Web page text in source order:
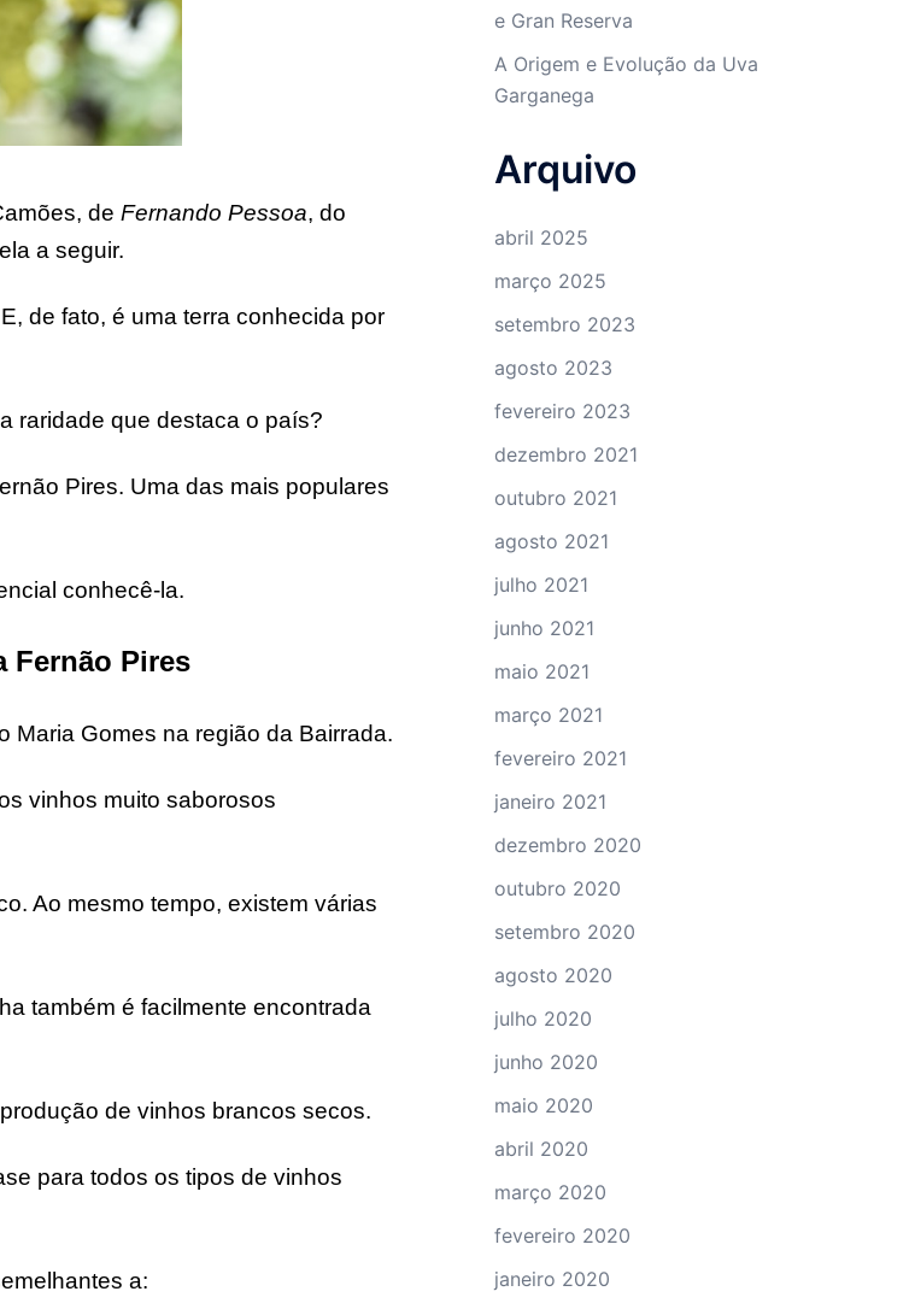
de Fernando Pessoa, do
a seguir.
de fato, é uma terra conhecida por
raridade que destaca o país?
Pires. Uma das mais populares
conhecê-la.
Fernão Pires
Maria Gomes na região da Bairrada.
vinhos muito saborosos
Ao mesmo tempo, existem várias
também é facilmente encontrada
de vinhos brancos secos.
para todos os tipos de vinhos
a:
e Gran Reserva
A Origem e Evolução da Uva
Garganega
Arquivo
abril 2025
março 2025
setembro 2023
agosto 2023
fevereiro 2023
dezembro 2021
outubro 2021
agosto 2021
julho 2021
junho 2021
maio 2021
março 2021
fevereiro 2021
janeiro 2021
dezembro 2020
outubro 2020
setembro 2020
agosto 2020
julho 2020
junho 2020
maio 2020
abril 2020
março 2020
fevereiro 2020
janeiro 2020